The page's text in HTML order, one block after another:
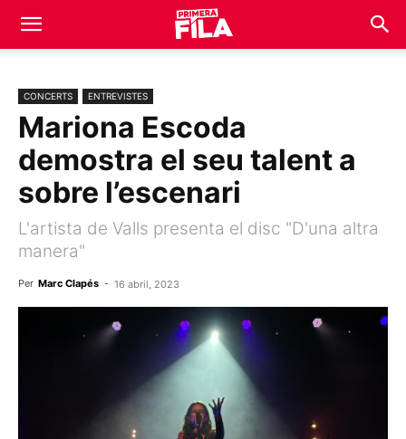
CONCERTS ENTREVISTES
Mariona Escoda
demostra el seu talent a
sobre l’escenari
L'artista de Valls presenta el disc "D'una altra
manera"
Per Marc Clapés - 16 abril, 2023